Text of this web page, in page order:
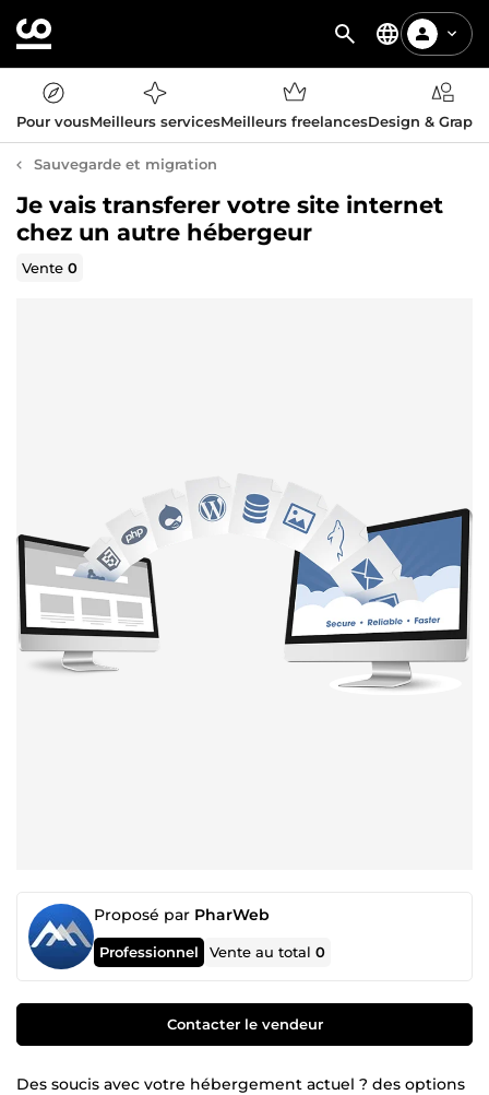
Pour vousMeilleurs servicesMeilleurs freelancesDesign &
Sauvegarde et migration
Je vais transferer votre site internet
chez un autre hébergeur
Vente0
Proposé par PharWeb
Professionnel Vente au total0
Contacter le vendeur
Des soucis avec votre hébergement actuel ? des options